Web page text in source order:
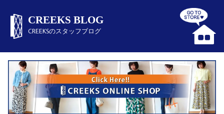
CREEKS BLOG
CREEKSのスタッフブログ